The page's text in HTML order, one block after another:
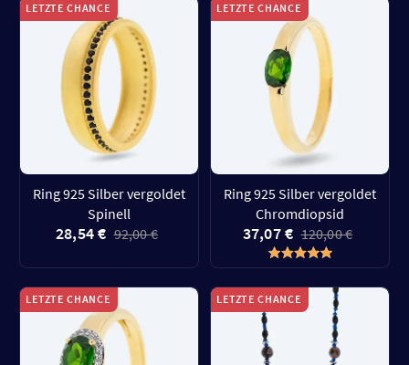
LETZTE CHANCE
Ring 925 Silber vergoldet
Spinell
28,54 € 92,00 €
LETZTE CHANCE
Ring 925 Silber vergoldet
Chromdiopsid
37,07 € 120,00 €
LETZTE CHANCE LETZTE CHANCE